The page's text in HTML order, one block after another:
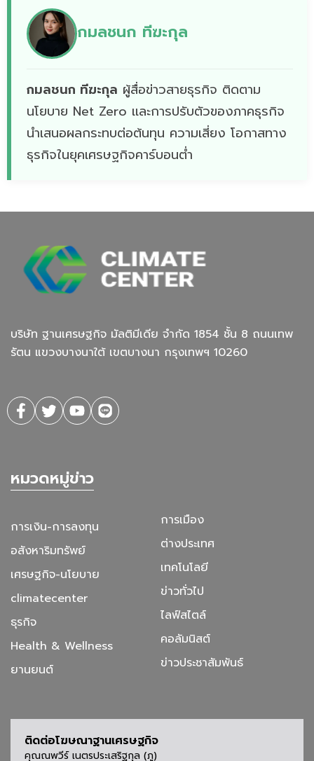
กมลชนก ทีฆะกุล
กมลชนก ทีฆะกุล ผู้สื่อข่าวสายธุรกิจ ติดตาม
นโยบาย Net Zero เเละการปรับตัวของภาคธุรกิจ
นำเสนอผลกระทบต่อต้นทุน ความเสี่ยง โอกาสทาง
ธุรกิจในยุคเศรษฐกิจคาร์บอนต่ำ
บริษัท ฐานเศรษฐกิจ มัลติมีเดีย จํากัด 1854 ชั้น 8 ถนนเทพ
รัตน แขวงบางนาใต้ เขตบางนา กรุงเทพฯ 10260
หมวดหมู่ข่าว
การเงิน-การลงทุน
อสังหาริมทรัพย์
เศรษฐกิจ-นโยบาย
climatecenter
ธุรกิจ
Health & Wellness
ยานยนต์
การเมือง
ต่างประเทศ
เทคโนโลยี
ข่าวทั่วไป
ไลฟ์สไตล์
คอลัมนิสต์
ข่าวประชาสัมพันธ์
ติดต่อโฆษณาฐานเศรษฐกิจ
คุณณพวีร์ เนตรประเสริฐกุล (ภู)